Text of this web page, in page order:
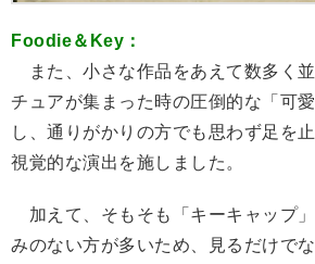
Foodie＆Key：
また、小さな作品をあえて数多く
チュアが集まった時の圧倒的な「可
し、通りがかりの方でも思わず足を
視覚的な演出を施しました。
加えて、そもそも「キーキャップ
みのない方が多いため、見るだけで